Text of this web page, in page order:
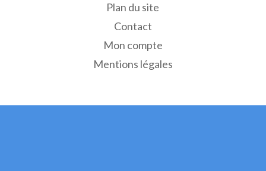
Plan du site
Contact
Mon compte
Mentions légales